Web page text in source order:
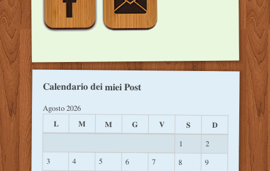
Calendario dei miei Post
Agosto 2026
L M M G V S D
1
2
3
4 5 6 7 8 9